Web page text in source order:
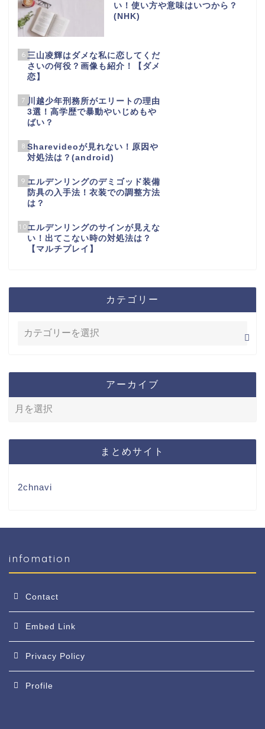
い！使い方や意味はいつから？
(NHK)
6 三山凌輝はダメな私に恋してくだ
さいの何役？画像も紹介！【ダメ
恋】
7 川越少年刑務所がエリートの理由
3選！高学歴で暴動やいじめもや
ばい？
8 Sharevideoが見れない！原因や
対処法は？(android)
9 エルデンリングのデミゴッド装備
防具の入手法！衣装での調整方法
は？
10エルデンリングのサインが見えな
い！出てこない時の対処法は？
【マルチプレイ】
カテゴリー
アーカイブ
まとめサイト
2chnavi
infomation
Contact
Embed Link
Privacy Policy
Profile